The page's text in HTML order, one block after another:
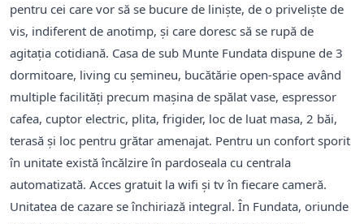
pentru cei care vor să se bucure de linişte, de o privelişte de
vis, indiferent de anotimp, şi care doresc să se rupă de
agitaţia cotidiană. Casa de sub Munte Fundata dispune de 3
dormitoare, living cu şemineu, bucătărie open-space având
multiple facilități precum maşina de spălat vase, espressor
cafea, cuptor electric, plita, frigider, loc de luat masa, 2 băi,
terasă şi loc pentru grătar amenajat. Pentru un confort sporit
în unitate există încălzire în pardoseala cu centrala
automatizată. Acces gratuit la wifi şi tv în fiecare cameră.
Unitatea de cazare se închiriază integral. În Fundata, oriunde